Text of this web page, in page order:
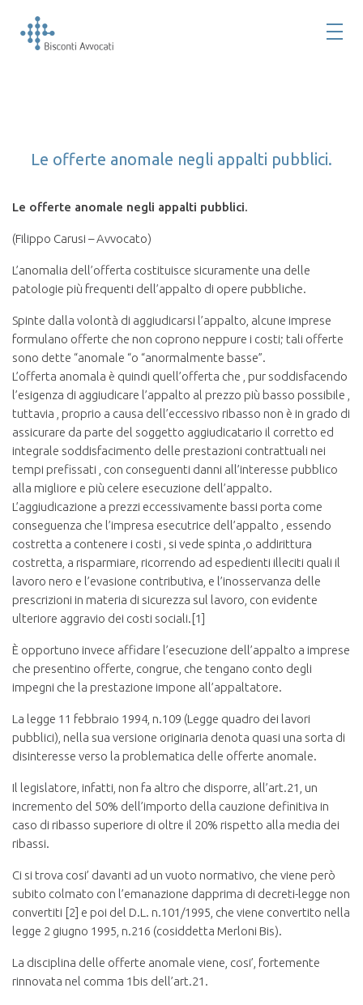
Le offerte anomale negli appalti pubblici.
Le offerte anomale negli appalti pubblici.
(Filippo Carusi – Avvocato)
L’anomalia dell’offerta costituisce sicuramente una delle
patologie più frequenti dell’appalto di opere pubbliche.
Spinte dalla volontà di aggiudicarsi l’appalto, alcune imprese
formulano offerte che non coprono neppure i costi; tali offerte
sono dette “anomale “o “anormalmente basse”.
L’offerta anomala è quindi quell’offerta che , pur soddisfacendo
l’esigenza di aggiudicare l’appalto al prezzo più basso possibile ,
tuttavia , proprio a causa dell’eccessivo ribasso non è in grado di
assicurare da parte del soggetto aggiudicatario il corretto ed
integrale soddisfacimento delle prestazioni contrattuali nei
tempi prefissati , con conseguenti danni all’interesse pubblico
alla migliore e più celere esecuzione dell’appalto.
L’aggiudicazione a prezzi eccessivamente bassi porta come
conseguenza che l’impresa esecutrice dell’appalto , essendo
costretta a contenere i costi , si vede spinta ,o addirittura
costretta, a risparmiare, ricorrendo ad espedienti illeciti quali il
lavoro nero e l’evasione contributiva, e l’inosservanza delle
prescrizioni in materia di sicurezza sul lavoro, con evidente
ulteriore aggravio dei costi sociali.[1]
È opportuno invece affidare l’esecuzione dell’appalto a imprese
che presentino offerte, congrue, che tengano conto degli
impegni che la prestazione impone all’appaltatore.
La legge 11 febbraio 1994, n.109 (Legge quadro dei lavori
pubblici), nella sua versione originaria denota quasi una sorta di
disinteresse verso la problematica delle offerte anomale.
Il legislatore, infatti, non fa altro che disporre, all’art.21, un
incremento del 50% dell’importo della cauzione definitiva in
caso di ribasso superiore di oltre il 20% rispetto alla media dei
ribassi.
Ci si trova cosi’ davanti ad un vuoto normativo, che viene però
subito colmato con l’emanazione dapprima di decreti-legge non
convertiti [2] e poi del D.L. n.101/1995, che viene convertito nella
legge 2 giugno 1995, n.216 (cosiddetta Merloni Bis).
La disciplina delle offerte anomale viene, cosi’, fortemente
rinnovata nel comma 1bis dell’art.21.